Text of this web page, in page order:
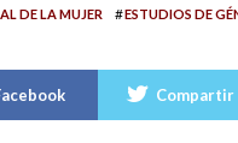
DE LA MUJER #ESTUDIOS DE